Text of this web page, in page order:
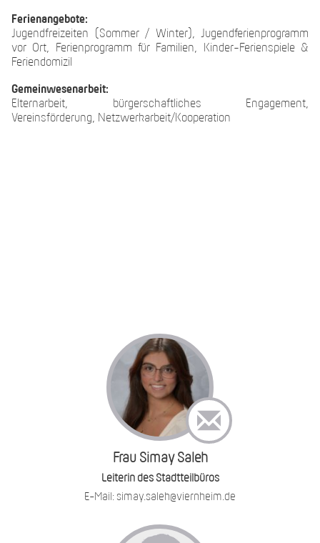
Ferienangebote:
Jugendfreizeiten (Sommer / Winter), Jugendferienprogramm
vor Ort, Ferienprogramm für Familien, Kinder-Ferienspiele &
Feriendomizil
Gemeinwesenarbeit:
Elternarbeit, bürgerschaftliches Engagement,
Vereinsförderung, Netzwerkarbeit/Kooperation
Frau Simay Saleh
Leiterin des Stadtteilbüros
E-Mail: simay.saleh@viernheim.de